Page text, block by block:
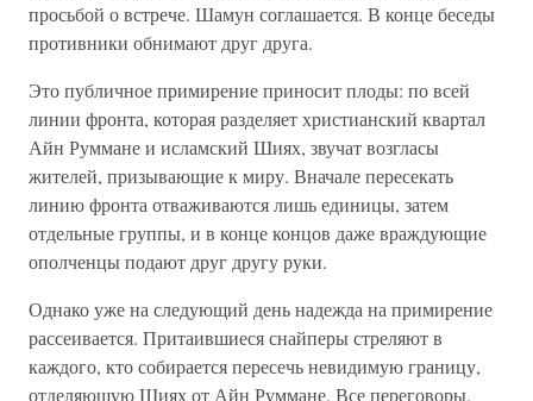
просьбой о встрече. Шамун соглашается. В конце беседы
противники обнимают друг друга.
Это публичное примирение приносит плоды: по всей
линии фронта, которая разделяет христианский квартал
Айн Руммане и исламский Шиях, звучат возгласы
жителей, призывающие к миру. Вначале пересекать
линию фронта отваживаются лишь единицы, затем
отдельные группы, и в конце концов даже враждующие
ополченцы подают друг другу руки.
Однако уже на следующий день надежда на примирение
рассеивается. Притаившиеся снайперы стреляют в
каждого, кто собирается пересечь невидимую границу,
отделяющую Шиях от Айн Руммане. Все переговоры,